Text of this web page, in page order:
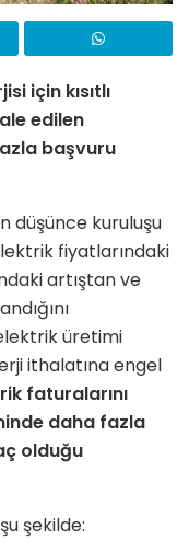
için kısıtlı
edilen
başvuru
düşünce kuruluşu
fiyatlarındaki
artıştan ve
üretimi
ithalatına engel
faturalarını
daha fazla
olduğu
şekilde: